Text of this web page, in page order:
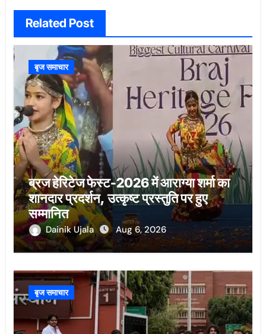
Related Post
बृज समाचार
ब्रज हेरिटेज फेस्ट-2026 में आराग्या शर्मा का
शानदार प्रदर्शन, उत्कृष्ट प्रस्तुति पर हुए
सम्मानित
Dainik Ujala Aug 6, 2026
बृज समाचार